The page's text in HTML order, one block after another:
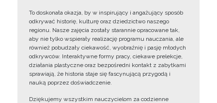
To doskonała okazja, by w inspirujący i angażujący sposób
odkrywać historię, kulturę oraz dziedzictwo naszego
regionu. Nasze zajęcia zostały starannie opracowane tak,
aby nie tylko wspierały realizację programu nauczania, ale
również pobudzały ciekawość, wyobraźnię i pasję młodych
odkrywców. Interaktywne formy pracy, ciekawe prelekcje,
działania plastyczne oraz bezpośredni kontakt z zabytkami
sprawiają, że historia staje się fascynującą przygodą i
nauką poprzez doświadczenie.
Dziękujemy wszystkim nauczycielom za codzienne